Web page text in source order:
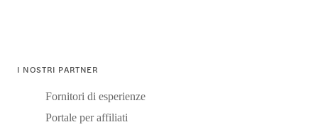
I NOSTRI PARTNER
Fornitori di esperienze
Portale per affiliati